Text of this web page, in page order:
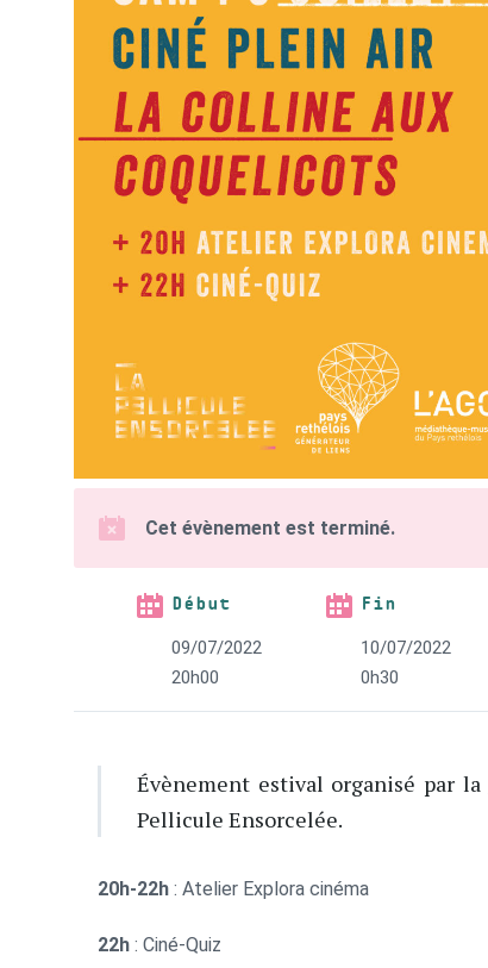
Cet évènement est terminé.
Début
09/07/2022
20h00
Fin
10/07/2022
0h30
Évènement estival organisé par la
Pellicule Ensorcelée.
20h-22h : Atelier Explora cinéma
22h : Ciné-Quiz